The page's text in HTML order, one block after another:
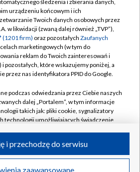
TVP
Abonament TVP
Sklep TVP
Biuro Reklamy
Oferta Handlowa
Emisja w TVP
Rada Programowa
przetargowe
Telewizyjna
Regulamin TVP
prywatności
Moje zgody
Biuro reklamy
Kanały
Spółka Akcyjna w likwidacji
śledzenia i zbierania danych,
urządzeniu końcowym i ich
Twoich danych osobowych przez
w likwidacji (zwaną dalej również „TVP”),
(1201 firm) oraz pozostałych Zaufanych
celach marketingowych (w tym do
reklam do Twoich zainteresowań i
pozostałych, które wskazujemy poniżej, a
przez nas identyfikatora PPID do Google.
podczas odwiedzania przez Ciebie naszych
dalej „Portalem”, w tym informacje
takich jak: pliki cookie, sygnalizatory
technologii umożliwiających świadczenie
podczas odwiedzania przez Ciebie
zaawansowane
i przechodzę do serwisu